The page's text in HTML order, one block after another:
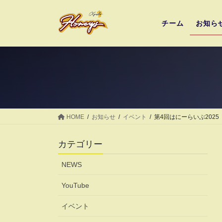
チーム お知ら
HOME お知らせ イベント 第4回はにーらいぶ2025
カテゴリー
NEWS
YouTube
イベント